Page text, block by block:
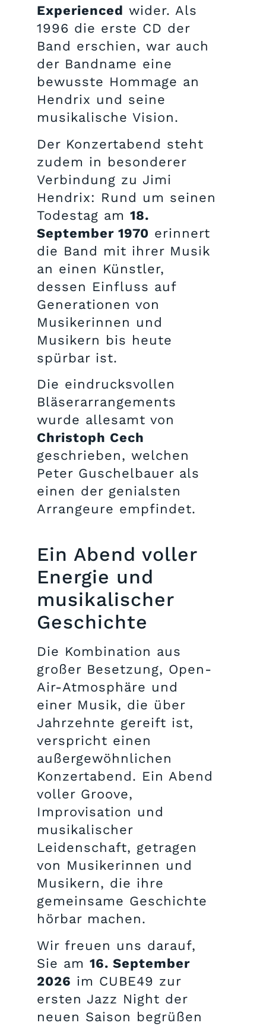
Experienced wider. Als
1996 die erste CD der
Band erschien, war auch
der Bandname eine
bewusste Hommage an
Hendrix und seine
musikalische Vision.
Der Konzertabend steht
zudem in besonderer
Verbindung zu Jimi
Hendrix: Rund um seinen
Todestag am 18.
September 1970 erinnert
die Band mit ihrer Musik
an einen Künstler,
dessen Einfluss auf
Generationen von
Musikerinnen und
Musikern bis heute
spürbar ist.
Die eindrucksvollen
Bläserarrangements
wurde allesamt von
Christoph Cech
geschrieben, welchen
Peter Guschelbauer als
einen der genialsten
Arrangeure empfindet.
Ein Abend voller
Energie und
musikalischer
Geschichte
Die Kombination aus
großer Besetzung, Open-
Air-Atmosphäre und
einer Musik, die über
Jahrzehnte gereift ist,
verspricht einen
außergewöhnlichen
Konzertabend. Ein Abend
voller Groove,
Improvisation und
musikalischer
Leidenschaft, getragen
von Musikerinnen und
Musikern, die ihre
gemeinsame Geschichte
hörbar machen.
Wir freuen uns darauf,
Sie am 16. September
2026 im CUBE49 zur
ersten Jazz Night der
neuen Saison begrüßen